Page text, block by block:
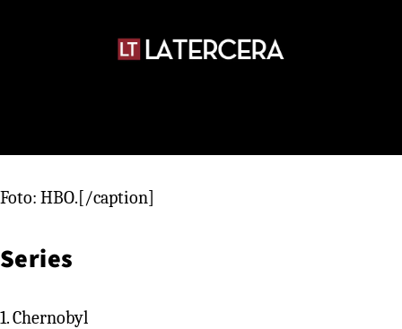
Foto: HBO.[/caption]
Series
1. Chernobyl